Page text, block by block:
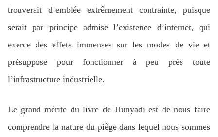
trouverait d’emblée extrêmement contrainte, puisque
serait par principe admise l’existence d’internet, qui
exerce des effets immenses sur les modes de vie et
présuppose pour fonctionner à peu près toute
l’infrastructure industrielle.
Le grand mérite du livre de Hunyadi est de nous faire
comprendre la nature du piège dans lequel nous sommes